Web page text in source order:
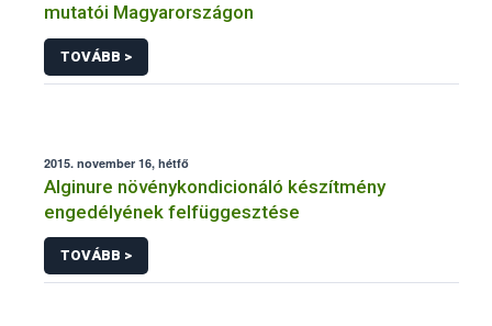
mutatói Magyarországon
TOVÁBB >
2015. november 16, hétfő
Alginure növénykondicionáló készítmény
engedélyének felfüggesztése
TOVÁBB >